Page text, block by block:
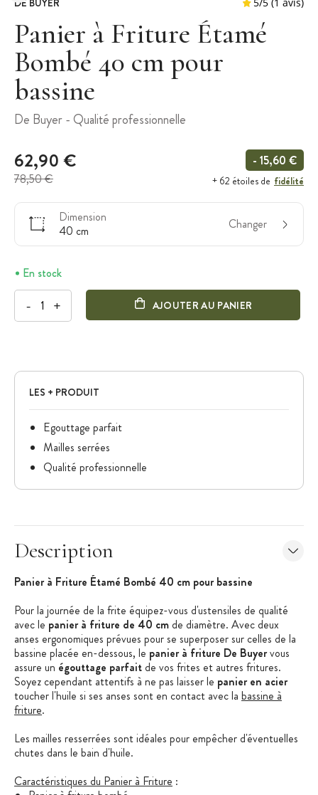
Panier à Friture Étamé
Bombé 40 cm pour
bassine
De Buyer - Qualité professionnelle
62,90 €
78,50 €
- 15,60 €
+ 62 étoiles de fidélité
Dimension
40 cm
Changer
En stock
- + AJOUTER AU PANIER
LES + PRODUIT
Egouttage parfait
Mailles serrées
Qualité professionnelle
Description
Panier à Friture Étamé Bombé 40 cm pour bassine
Pour la journée de la frite équipez-vous d'ustensiles de qualité
avec le panier à friture de 40 cm de diamètre. Avec deux
anses ergonomiques prévues pour se superposer sur celles de la
bassine placée en-dessous, le panier à friture De Buyervous
assure un égouttage parfait de vos frites et autres fritures.
Soyez cependant attentifs à ne pas laisser le panier en acier
toucher l'huile si ses anses sont en contact avec la bassine à
friture.
Les mailles resserrées sont idéales pour empêcher d'éventuelles
chutes dans le bain d'huile.
Caractéristiques du Panier à Friture :